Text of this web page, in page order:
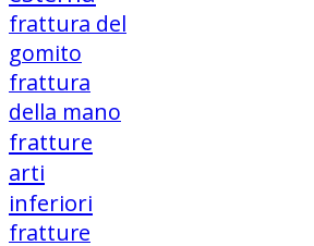
frattura del
gomito
frattura
della mano
fratture
arti
inferiori
fratture